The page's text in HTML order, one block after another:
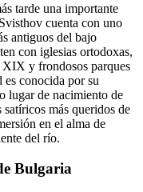
tarde una importante
cuenta con uno
antiguos del bajo
con iglesias ortodoxas,
XIX y frondosos parques
conocida por su
lugar de nacimiento de
más queridos de
en el alma de
del río.
Bulgaria